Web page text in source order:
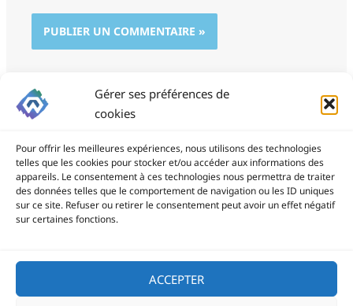
Gérer ses préférences de
cookies
Pour offrir les meilleures expériences, nous utilisons des technologies
telles que les cookies pour stocker et/ou accéder aux informations des
appareils. Le consentement à ces technologies nous permettra de traiter
des données telles que le comportement de navigation ou les ID uniques
sur ce site. Refuser ou retirer le consentement peut avoir un effet négatif
sur certaines fonctions.
ACCEPTER
ProSite - 06 85 94 34 21
prositegestion@gmail.com
Copyright © 2026